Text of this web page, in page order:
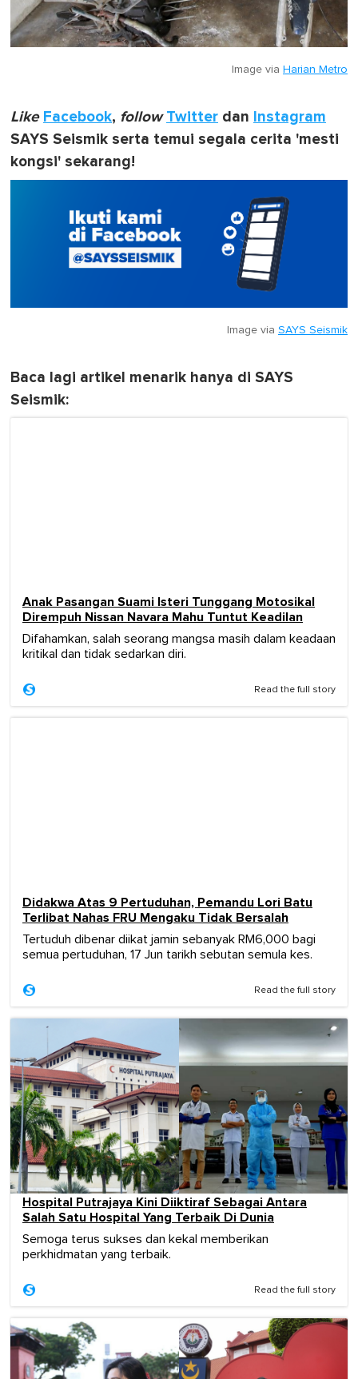
Image via Harian Metro
Like Facebook, follow Twitter dan Instagram
SAYS Seismik serta temui segala cerita 'mesti
kongsi' sekarang!
Image via SAYS Seismik
Baca lagi artikel menarik hanya di SAYS
Seismik:
Anak Pasangan Suami Isteri Tunggang Motosikal
Dirempuh Nissan Navara Mahu Tuntut Keadilan
Difahamkan, salah seorang mangsa masih dalam keadaan
kritikal dan tidak sedarkan diri.
Read the full story
Didakwa Atas 9 Pertuduhan, Pemandu Lori Batu
Terlibat Nahas FRU Mengaku Tidak Bersalah
Tertuduh dibenar diikat jamin sebanyak RM6,000 bagi
semua pertuduhan, 17 Jun tarikh sebutan semula kes.
Read the full story
Hospital Putrajaya Kini Diiktiraf Sebagai Antara
Salah Satu Hospital Yang Terbaik Di Dunia
Semoga terus sukses dan kekal memberikan
perkhidmatan yang terbaik.
Read the full story